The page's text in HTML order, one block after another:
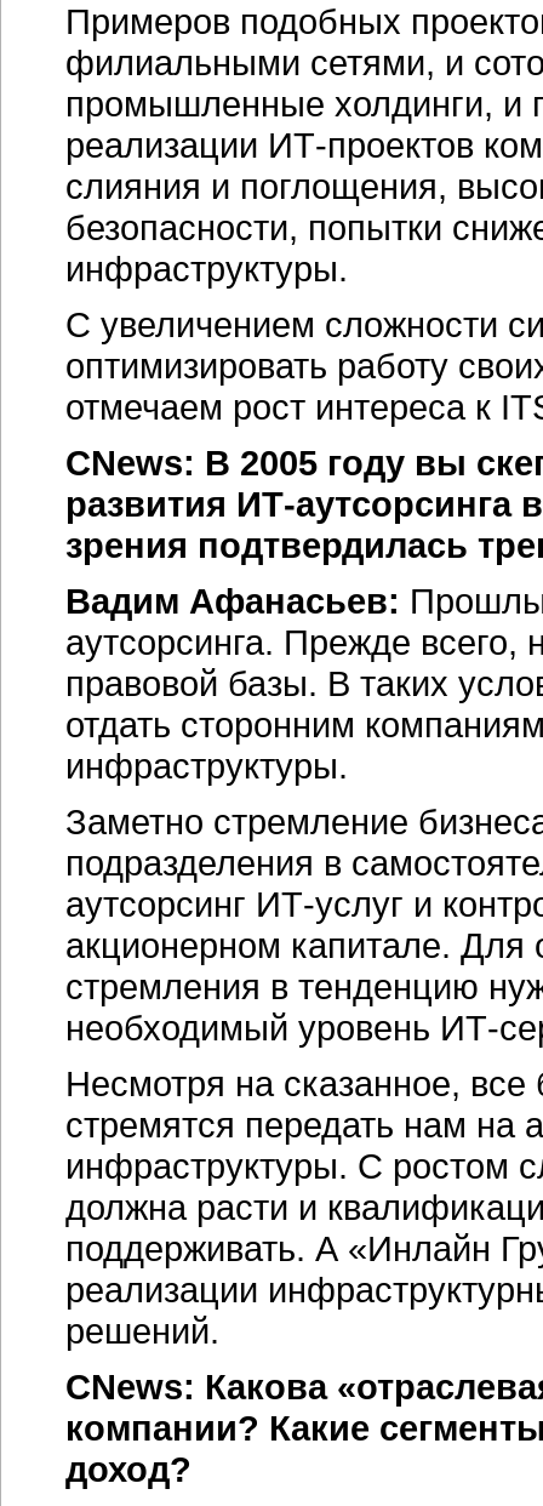
Примеров подобных
филиальными сетями, и
промышленные холдинги, и
реализации ИТ-проектов
слияния и поглощения,
безопасности, попытки
инфраструктуры.
С увеличением сложности
оптимизировать работу
отмечаем рост интереса к
CNews: В 2005 году вы
развития ИТ-аутсорсинга
зрения подтвердилась
Вадим Афанасьев:
аутсорсинга. Прежде всего,
правовой базы. В таких
отдать сторонним
инфраструктуры.
Заметно стремление
подразделения в
аутсорсинг ИТ-услуг и
акционерном капитале. Для
стремления в тенденцию
необходимый уровень ИТ-
Несмотря на сказанное,
стремятся передать нам на
инфраструктуры. С ростом
должна расти и
поддерживать. А «Инлайн
реализации
решений.
CNews: Какова
компании? Какие
доход?